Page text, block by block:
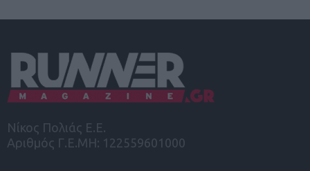
Νίκος Πολιάς Ε.Ε.
Αριθμός Γ.Ε.ΜΗ: 122559601000